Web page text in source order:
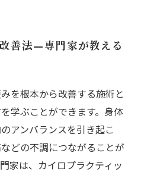
善法—専門家が教える
を根本から改善する施術と
学ぶことができます。身体
アンバランスを引き起こ
どの不調につながることが
家は、カイロプラクティッ